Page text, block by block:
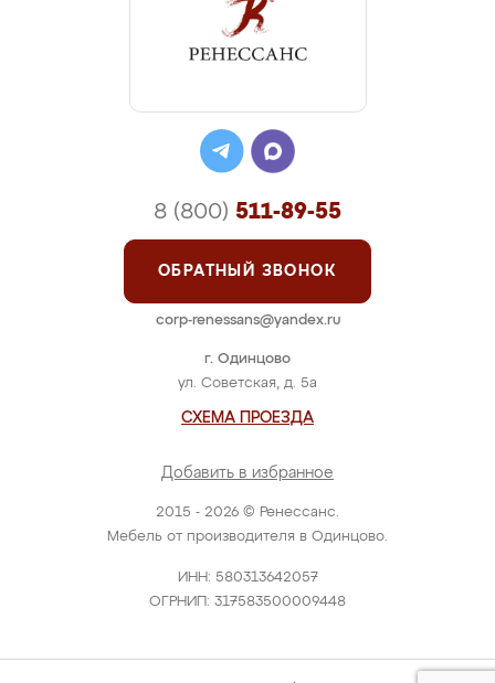
2015 - 2026 © Ренессанс.
Мебель от производителя в Одинцово.
ИНН: 580313642057
ОГРНИП: 317583500009448
г. Одинцово
ул. Советская, д. 5а
СХЕМА ПРОЕЗДА
Добавить в избранное
8 (800) 511-89-55
ОБРАТНЫЙ ЗВОНОК
corp-renessans@yandex.ru